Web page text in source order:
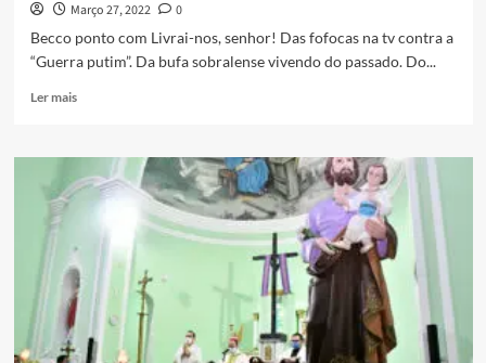
Março 27, 2022
0
Becco ponto com Livrai-nos, senhor! Das fofocas na tv contra a
“Guerra putim”. Da bufa sobralense vivendo do passado. Do...
Ler mais